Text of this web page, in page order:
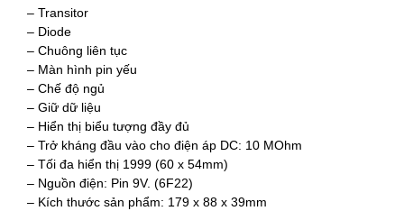
– Transitor
– Diode
– Chuông liên tục
– Màn hình pin yếu
– Chế độ ngủ
– Giữ dữ liệu
– Hiển thị biểu tượng đầy đủ
– Trở kháng đầu vào cho điện áp DC: 10 MOhm
– Tối đa hiển thị 1999 (60 x 54mm)
– Nguồn điện: Pin 9V. (6F22)
– Kích thước sản phẩm: 179 x 88 x 39mm